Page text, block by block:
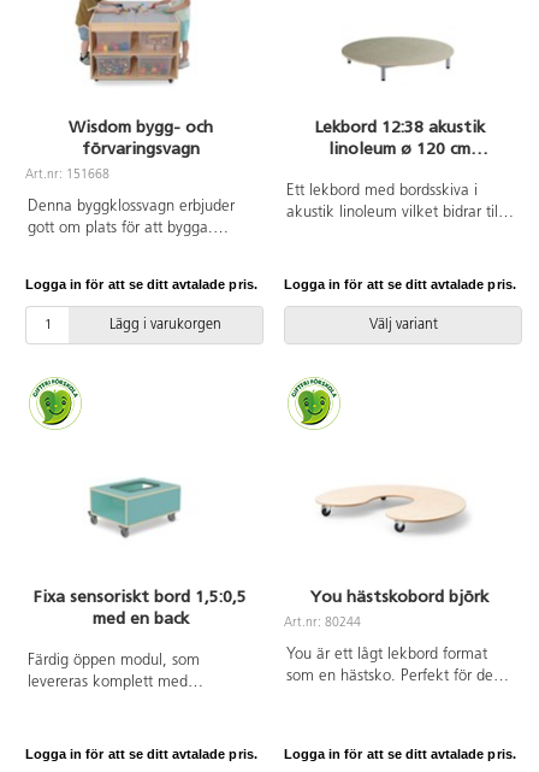
Wisdom bygg- och
förvaringsvagn
Art.nr: 151668
Denna byggklossvagn erbjuder
gott om plats för att bygga.
att vagnen flyttas fritt och
placeras säkert. Byggyta
80x80 cm. Mått fack:
Logga in för att se ditt avtalade pris.
Lägg i varukorgen
Lekbord 12:38 akustik
linoleum ø 120 cm
Ett lekbord med bordsskiva i
akustik linoleum vilket bidrar till
egenskaper. Stabilt underrede
dimension lackerat i silver.
Ställbara tassar för anpassning
Logga in för att se ditt avtalade pris.
Välj variant
Fixa sensoriskt bord 1,5:0,5
med en back
Färdig öppen modul, som
levereras komplett med
två höjder. De sensoriska
Logga in för att se ditt avtalade pris.
You hästskobord björk
Art.nr: 80244
You är ett lågt lekbord format
som en hästsko. Perfekt för de
hantering är bordet utrustat med
Logga in för att se ditt avtalade pris.